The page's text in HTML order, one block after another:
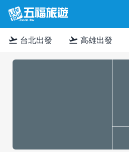
flight_takeoff 台北出發 flight_takeoff 高雄出發